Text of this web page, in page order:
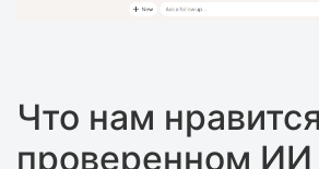
Что нам
проверенном ИИ